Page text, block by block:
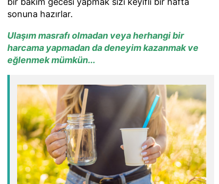
sonuna hazırlar.
Ulaşım masrafı olmadan veya herhangi bir
harcama yapmadan da deneyim kazanmak ve
eğlenmek mümkün...